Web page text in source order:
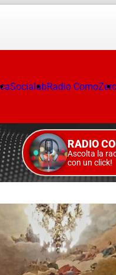
SocialabRadio
RADIO
Ascolta la
con un click!